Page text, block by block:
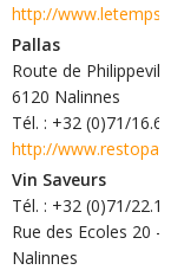
http://
Pallas
Route de
6120 Nalinnes
Tél. : +32 (0)71/
http://
Vin Saveurs
Tél. : +32 (0)71/
Rue des Ecoles 20 -
Nalinnes